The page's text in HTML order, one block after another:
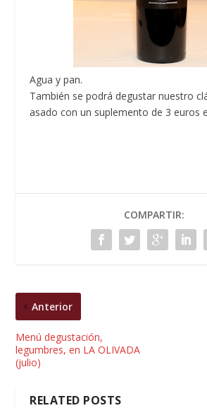
Agua y pan.
También se podrá degustar nuestro
asado con un suplemento de 3 euros
COMPARTIR:
Anterior
Menú degustación,
legumbres, en LA OLIVADA
(julio)
RELATED POSTS